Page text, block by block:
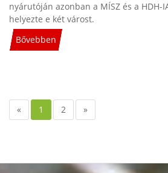
nyárutóján azonban a MÍSZ és a HDH-
helyezte e két várost.
Bővebben
« 1 2 »